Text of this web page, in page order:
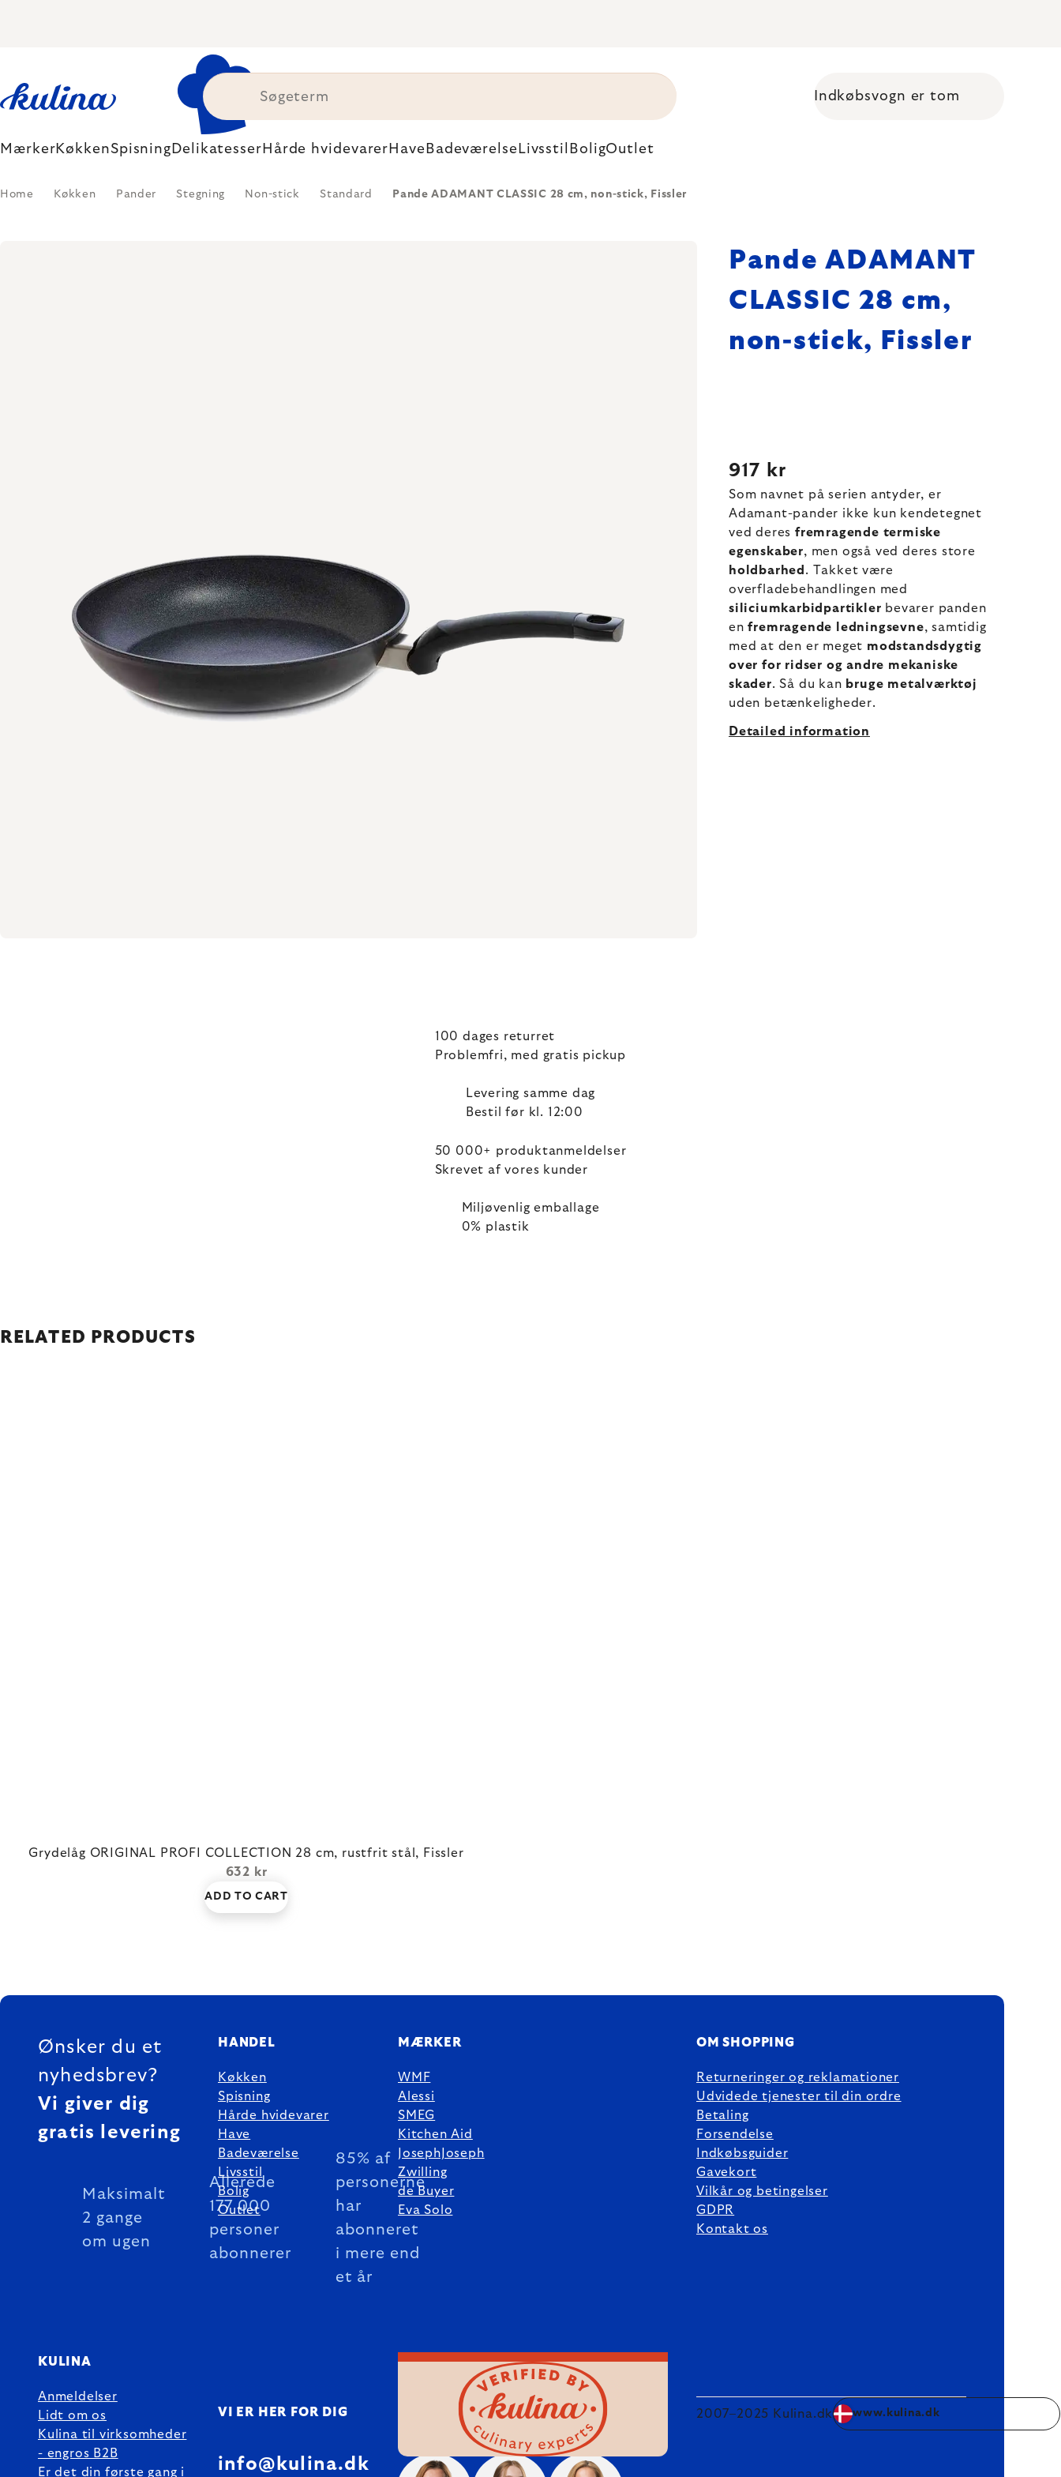
Shopping cart
Indkøbsvogn er tom
MærkerKøkkenSpisning Delikatesser Hårde hvidevarer Have Badeværelse Livsstil BoligOutlet
Home Køkken Pander Stegning Non-stick Standard Pande ADAMANT CLASSIC 28 cm, non-stick, Fissler
Pande ADAMANT
CLASSIC 28 cm,
non-stick, Fissler
917 kr
Som navnet på serien antyder, er
Adamant-pander ikke kun kendetegnet
ved deresfremragende termiske
egenskaber, men også ved deres store
holdbarhed . Takket være
overfladebehandlingen med
siliciumkarbidpartikler bevarer panden
enfremragende ledningsevne, samtidig
med at den er meget modstandsdygtig
over for ridser og andre mekaniske
skader. Så du kan bruge metalværktøj
uden betænkeligheder.
Detailed information
100 dages returret
Problemfri, med gratis pickup
Levering samme dag
Bestil før kl. 12:00
50 000+ produktanmeldelser
Skrevet af vores kunder
Miljøvenlig emballage
0% plastik
RELATED PRODUCTS
Grydelåg ORIGINAL PROFI COLLECTION 28 cm, rustfrit stål, Fissler
632 kr
ADD TO CART
FOOTER
Ønsker du et
nyhedsbrev?
Vi giver dig
gratis levering
Maksimalt
2 gange
om ugen
Allerede
177 000
personer
abonnerer
85% af
personerne
har
abonneret
i mere end
et år
HANDEL
Køkken
Spisning
Hårde hvidevarer
Have
Badeværelse
Livsstil
Bolig
Outlet
MÆRKER
WMF
Alessi
SMEG
Kitchen Aid
JosephJoseph
Zwilling
de Buyer
Eva Solo
OM SHOPPING
Returneringer og reklamationer
Udvidede tjenester til din ordre
Betaling
Forsendelse
Indkøbsguider
Gavekort
Vilkår og betingelser
GDPR
Kontakt os
KULINA
Anmeldelser
Lidt om os
Kulina til virksomheder
- engros B2B
Er det din første gang i
VI ER HER FOR DIG
info@kulina.dk
2007–2025 Kulina.dk www.kulina.dk